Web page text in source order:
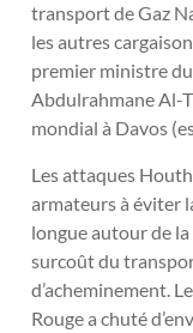
transport de Gaz
les autres
premier ministre
Abdulrahmane Al-
mondial à Davos
Les attaques
armateurs à éviter
longue autour de la
surcoût du
d’acheminement.
Rouge a chuté